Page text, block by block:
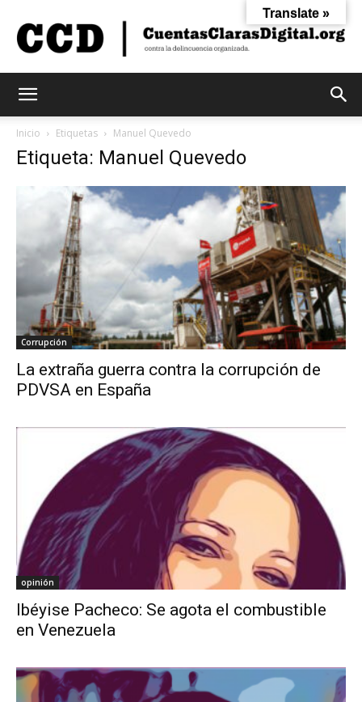
Digital
Inicio Etiquetas Manuel Quevedo
Etiqueta: Manuel Quevedo
Corrupción
La extraña guerra contra la corrupción de
PDVSA en España
opinión
Ibéyise Pacheco: Se agota el combustible
en Venezuela
Translate »